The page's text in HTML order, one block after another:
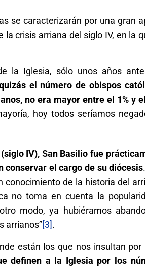
se caracterizarán por una gran
crisis arriana del siglo IV, en la
la Iglesia, sólo unos años
el número de obispos
no era mayor entre el 1% y el
hoy todos seríamos
IV), San Basilio fue
conservar el cargo de su diócesis
de la historia del
no toma en cuenta la
modo, ya hubiéramos
arrianos”[3].
están los que nos insultan por
definen a la Iglesia por los